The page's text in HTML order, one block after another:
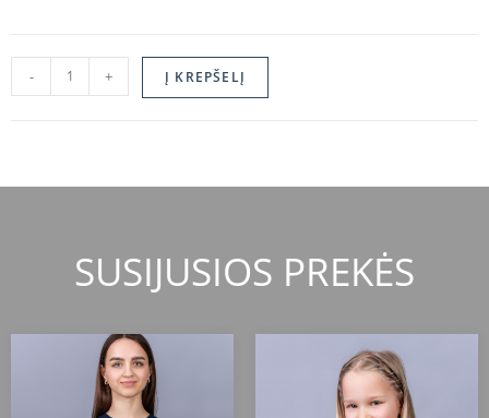
- + Į KREPŠELĮ
SUSIJUSIOS PREKĖS